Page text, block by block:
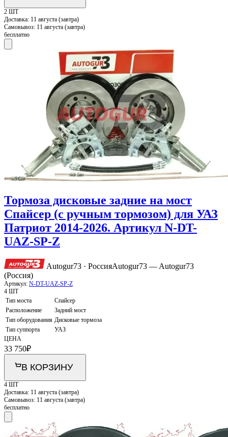
2 ШТ
Доставка: 11 августа (завтра)
Самовывоз: 11 августа (завтра)
бесплатно
Тормоза дисковые задние на мост
Спайсер (с ручным тормозом) для УАЗ
Патриот 2014-2026. Артикул N-DT-
UAZ-SP-Z
Autogur73 · РоссияAutogur73 — Autogur73
(Россия)
Артикул: N-DT-UAZ-SP-Z
4 ШТ
Тип моста
Спайсер
Расположение
Задний мост
Тип оборудования Дисковые тормоза
Тип суппорта
УАЗ
ЦЕНА
33 750₽
В КОРЗИНУ
4 ШТ
Доставка: 11 августа (завтра)
Самовывоз: 11 августа (завтра)
бесплатно